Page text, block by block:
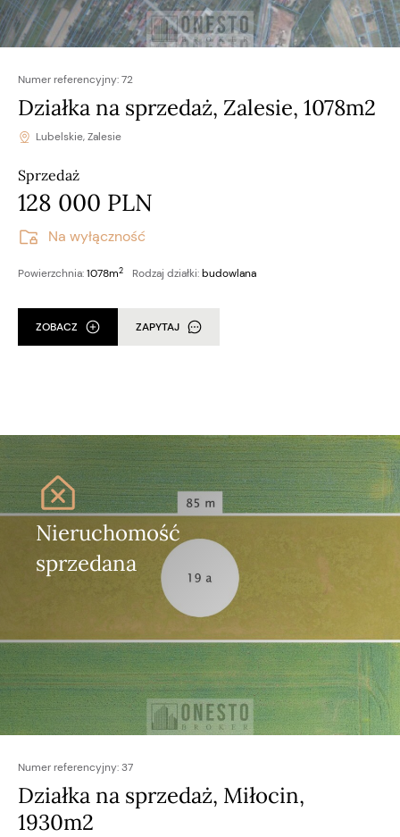
Na wyłączność
Numer referencyjny:72
Działka na sprzedaż, Zalesie, 1078m2
Lubelskie, Zalesie
Sprzedaż
128 000 PLN
Powierzchnia:1078m2 Rodzaj działki:budowlana
ZOBACZ ZAPYTAJ
Nieruchomość
sprzedana
Numer referencyjny:37
Działka na sprzedaż, Miłocin,
1930m2